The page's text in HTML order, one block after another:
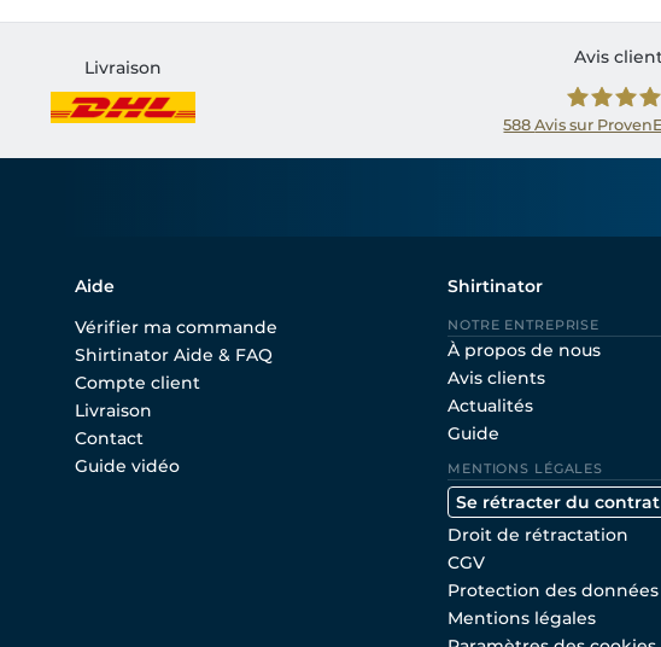
Livraison
Avis
588Avis sur
Aide
Vérifier ma commande
Shirtinator Aide & FAQ
Compte client
Livraison
Contact
Guide vidéo
Shirtinator
NOTRE ENTREPRISE
À propos de nous
Avis clients
Actualités
Guide
MENTIONS LÉGALES
Se rétracter du contrat
Droit de rétractation
CGV
Protection des données
Mentions légales